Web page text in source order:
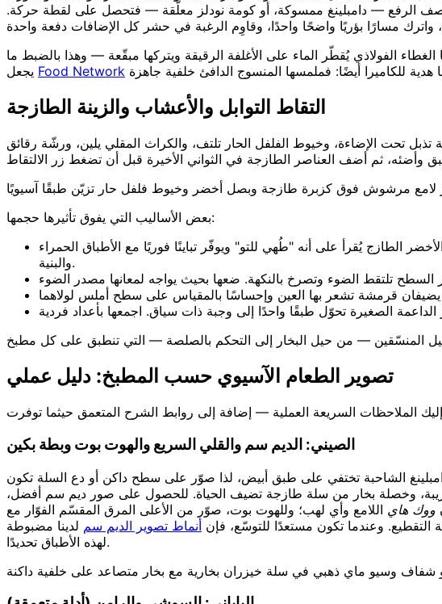
الرفع — دامبلينغ ممسوكة، أو كومة نودلز معلّقة — فتحصل على لقطة حركة.
الفولاذي يُقطّر الماء على الأغلفة الرقيقة ويتركها مبقّعة — وهذا بالضبط ما
Food Network
التقاط التوابل والأعشاب والزينة الطازجة
تذبل تحت الإضاءة، وخيوط الفلفل الحار تلتف، والكراث المقلي يلين، ورشّة رقائق
لامع مرشوش فوق كزبرة طازجة وبصل أخضر وخيوط فلفل حار تزيّن طبقًا آسيويًا
بعض الأساليب التي يفوق تأثيرها حجمها:
الطازج يُقرأ على أنه "طُهي للتو" ويوفّر تباينًا فوريًا مع الأطباق الحمراء
والبنية.
تصوير الطعام الآسيوي حسب المطبخ: دليل عملي
الصيني: الديم سم والقلي السريع والهوت بوت وبطة بكين
الشاحبة تختفي على طبق أبيض، لذا صوّر على سطح داكن أو دع السلة تكون
قريبة، وخصلة بخار من سلة طازجة تضيف الحياة. للحصول على صور ديم سم أفضل،
ووك هاي اللامع وأي لهب؛ وللهوت بوت، صوّر من الأعلى المرق المقسّم الفوّار مع
التقطيع. وعندما تكون مستعدًا للتوسّع، فإن أنماط تصوير الديم سم لدينا مضبوطة
لهذه الأطباق تحديدًا.
شفاف وسيو ماي ذهبي في سلة خيزران بخارية مع بخار متصاعد على خلفية داكنة